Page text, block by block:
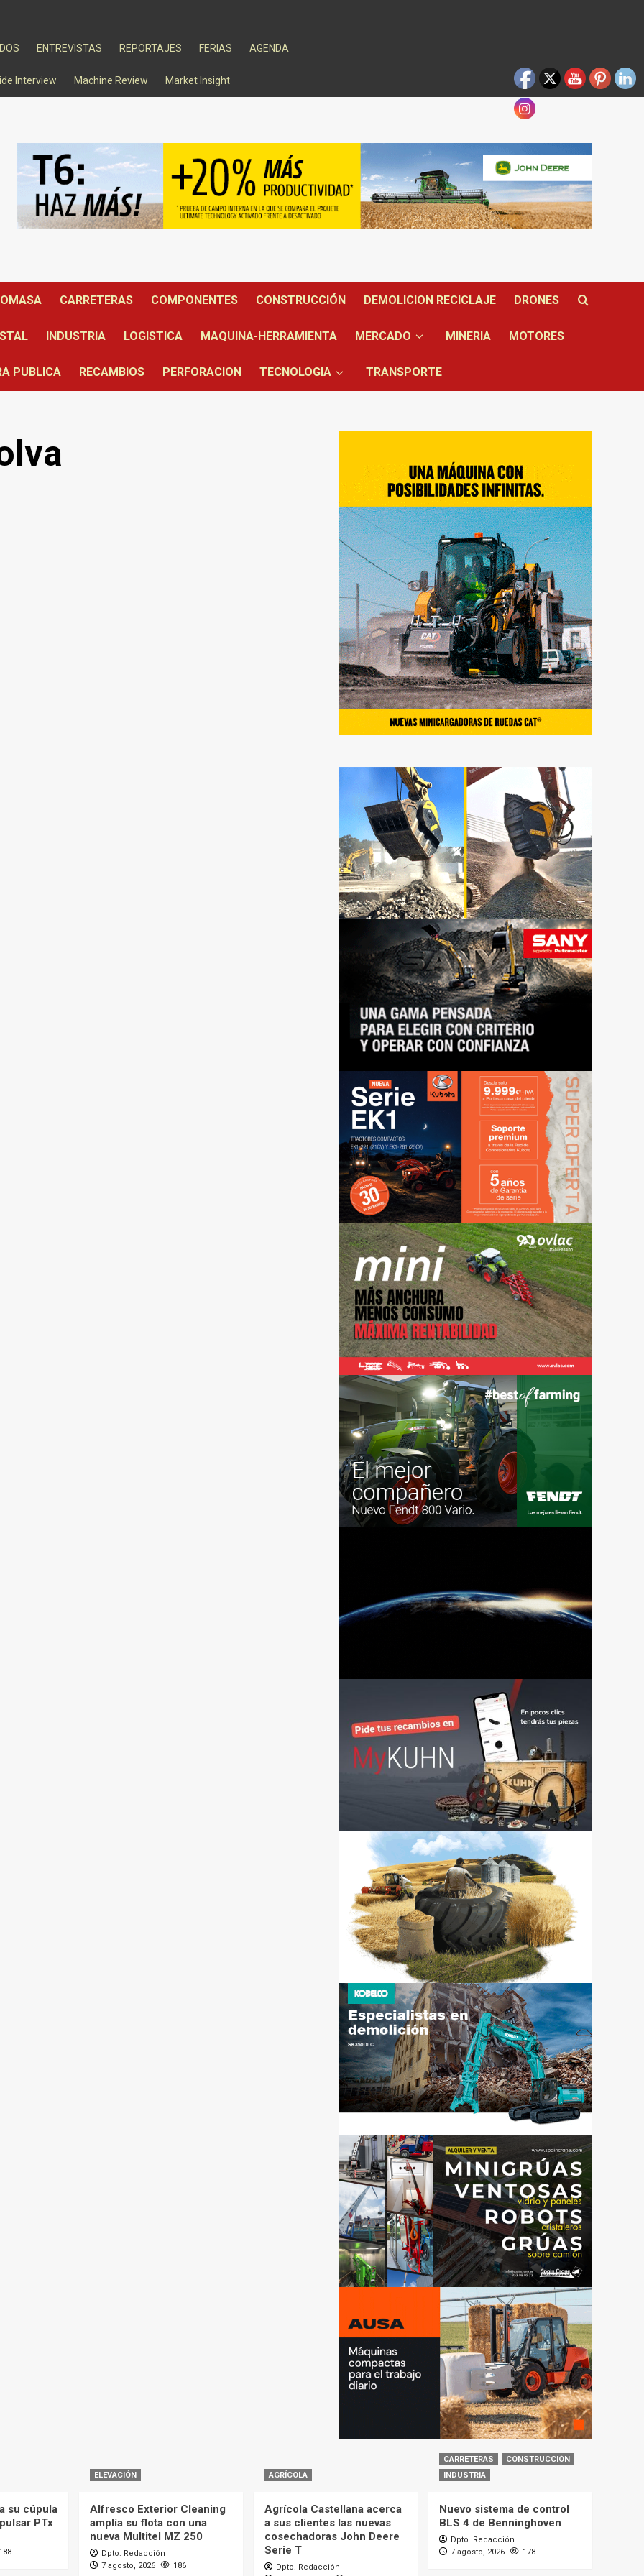
ENTREVISTAS REPORTAJES FERIAS AGENDA
Interview Machine Review Market Insight
CARRETERAS COMPONENTES CONSTRUCCIÓN DEMOLICION RECICLAJE DRONES
INDUSTRIA LOGISTICA MAQUINA-HERRAMIENTA MERCADO MINERIA MOTORES
PUBLICA RECAMBIOS PERFORACION TECNOLOGIA TRANSPORTE
su cúpula
PTx
ELEVACIÓN
Alfresco Exterior Cleaning
amplía su flota con una
nueva Multitel MZ 250
Dpto. Redacción
7 agosto, 2026
186
AGRÍCOLA
Agrícola Castellana acerca
a sus clientes las nuevas
cosechadoras John Deere
Serie T
Dpto. Redacción
CARRETERAS
CONSTRUCCIÓN
INDUSTRIA
Nuevo sistema de control
BLS 4 de Benninghoven
Dpto. Redacción
7 agosto, 2026
178